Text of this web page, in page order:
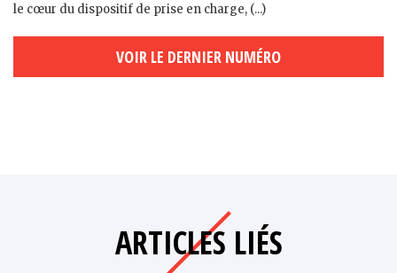
le cœur du dispositif de prise en charge, (...)
VOIR LE DERNIER NUMÉRO
ARTICLES LIÉS